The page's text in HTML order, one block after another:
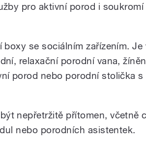
pro aktivní porod i soukromí
se sociálním zařízením. Je
relaxační porodní vana,
porod nebo porodní stolička
nepřetržitě přítomen, včetně
nebo porodních asistentek.